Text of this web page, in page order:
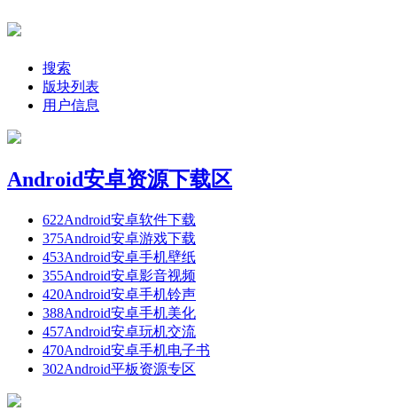
搜索
版块列表
用户信息
Android安卓资源下载区
622Android安卓软件下载
375Android安卓游戏下载
453Android安卓手机壁纸
355Android安卓影音视频
420Android安卓手机铃声
388Android安卓手机美化
457Android安卓玩机交流
470Android安卓手机电子书
302Android平板资源专区